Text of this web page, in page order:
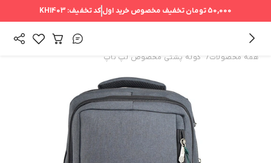
50,000 تومان تخفیف مخصوص خرید اولکد تخفیف: KH1403
همه محصولات/ کوله پشتی مخصوص لپ تاپ